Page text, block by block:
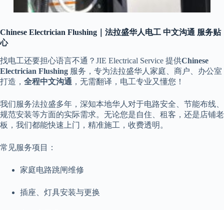
Chinese Electrician Flushing｜法拉盛华人电工 中文沟通 服务贴
心
找电工还要担心语言不通？JIE Electrical Service 提供Chinese
Electrician Flushing 服务，专为法拉盛华人家庭、商户、办公室
打造， 全程中文沟通 ，无需翻译，电工专业又懂您！
我们服务法拉盛多年，深知本地华人对于电路安全、节能布线、
规范安装等方面的实际需求。无论您是自住、租客，还是店铺老
板，我们都能快速上门，精准施工，收费透明。
常见服务项目：
家庭电路跳闸维修
插座、灯具安装与更换